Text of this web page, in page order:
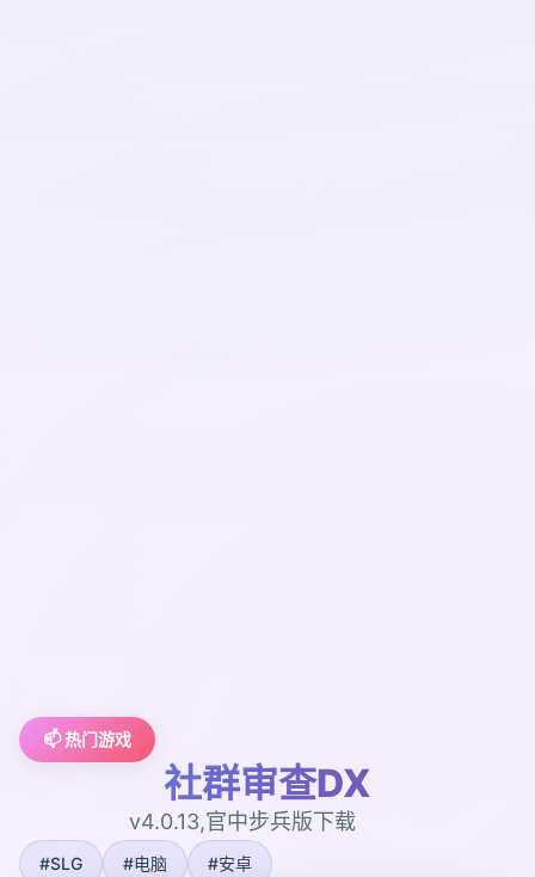
📫 热门游戏
社群审查DX
v4.0.13,官中步兵版下载
#SLG #电脑 #安卓